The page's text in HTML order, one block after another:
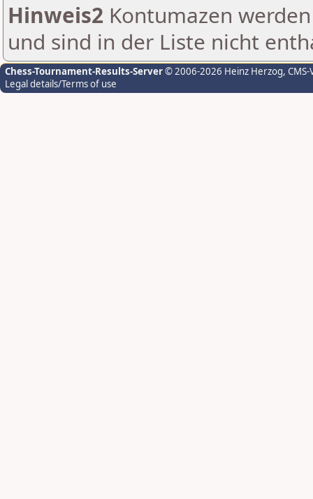
Hinweis2 Kontumazen
und sind in der Liste nicht
Chess-Tournament-Results-Server© 2006-2026 Heinz Herzog,
Legal details/Terms of use